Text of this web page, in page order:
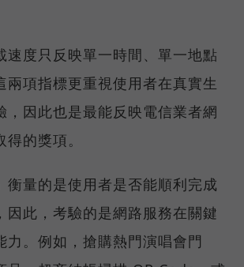
速度只反映單一時間、單一地點
兩項指標更重視使用者在真實生
，因此也是最能反映電信業者網
的獎項。
衡量的是使用者是否能順利完成
因此，考驗的是網路服務在關鍵
力。例如，搶購熱門演唱會門